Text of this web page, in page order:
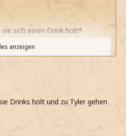
sich einen Drink holt*
mit?
auf den Weg zur Bar macht*
nach einer Weile wiederkommt,
anzeigen
Drinks holt und zu Tyler gehen